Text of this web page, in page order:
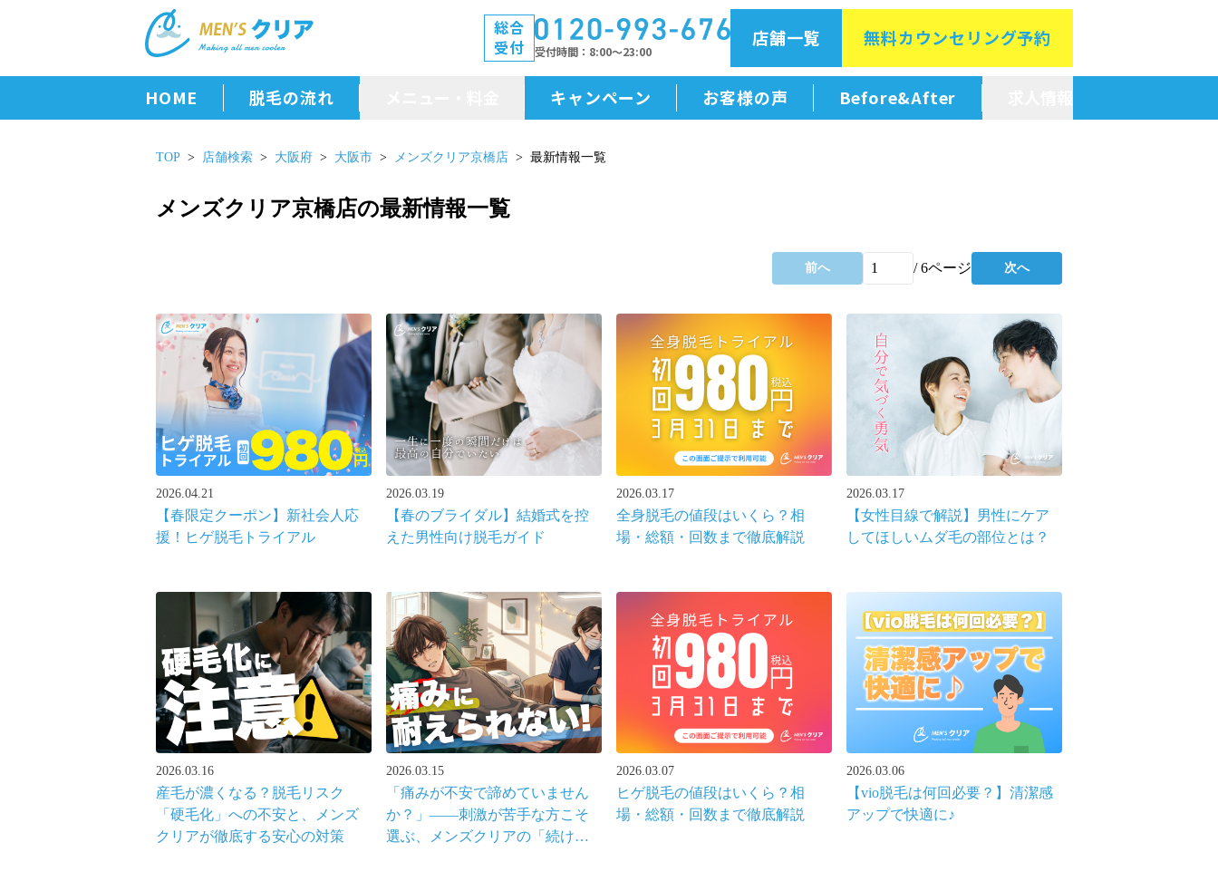
総合
受付
受付時間 8:00～23:00
店舗一覧 無料カウンセリング予約
HOME 脱毛の流れ
メニュー・料金
前払金保証
キャンペーン お客様の声 Before&After
TOP 店舗検索 大阪府 大阪市 メンズクリア京橋店 最新情報一覧
メンズクリア京橋店の最新情報一覧
前へ /6ページ 次へ
2026.04.21
【春限定クーポン】新社会人応
援！ヒゲ脱毛トライアル
2026.03.19
【春のブライダル】結婚式を控
えた男性向け脱毛ガイド
2026.03.17
全身脱毛の値段はいくら？相
場・総額・回数まで徹底解説
2026.03.17
【女性目線で解説】男性にケア
してほしいムダ毛の部位とは？
2026.03.16
産毛が濃くなる？脱毛リスク
「硬毛化」への不安と、メンズ
クリアが徹底する安心の対策
2026.03.15
「痛みが不安で諦めていません
か？」――刺激が苦手な方こそ
選ぶ、メンズクリアの「続けら
2026.03.07
ヒゲ脱毛の値段はいくら？相
場・総額・回数まで徹底解説
2026.03.06
【vio脱毛は何回必要？】清潔感
アップで快適に♪